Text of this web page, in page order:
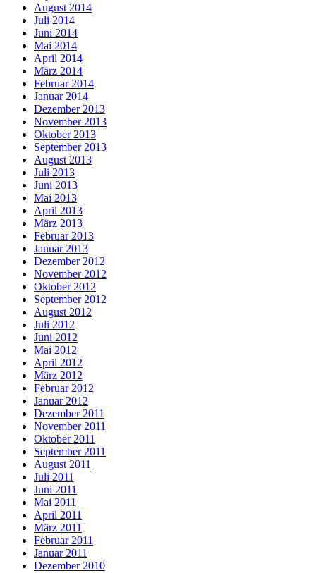
August 2014
Juli 2014
Juni 2014
Mai 2014
April 2014
März 2014
Februar 2014
Januar 2014
Dezember 2013
November 2013
Oktober 2013
September 2013
August 2013
Juli 2013
Juni 2013
Mai 2013
April 2013
März 2013
Februar 2013
Januar 2013
Dezember 2012
November 2012
Oktober 2012
September 2012
August 2012
Juli 2012
Juni 2012
Mai 2012
April 2012
März 2012
Februar 2012
Januar 2012
Dezember 2011
November 2011
Oktober 2011
September 2011
August 2011
Juli 2011
Juni 2011
Mai 2011
April 2011
März 2011
Februar 2011
Januar 2011
Dezember 2010